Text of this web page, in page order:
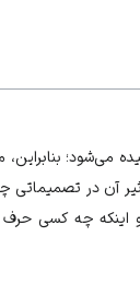
می‏‌شود؛ بنابراین،
آن در
اینکه چه کسی حرف